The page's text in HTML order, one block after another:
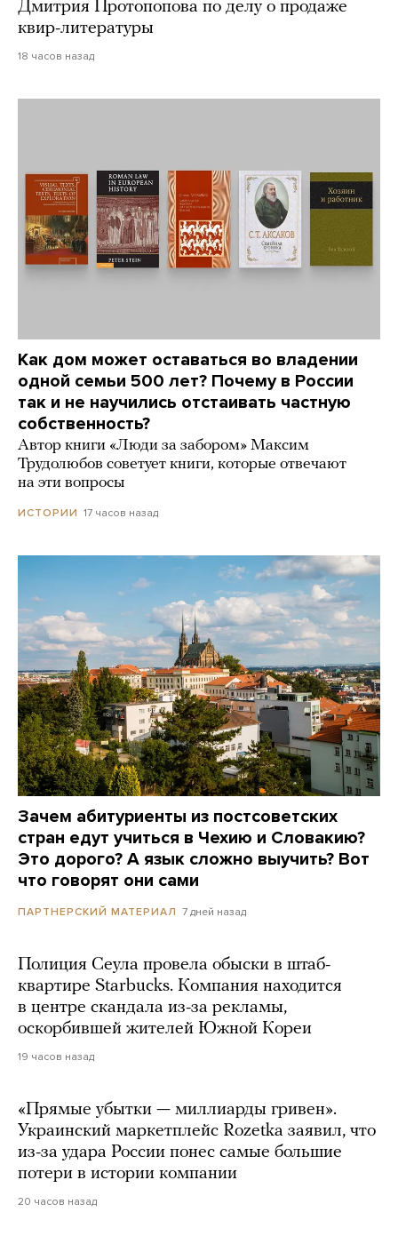
Дмитрия Протопопова по делу о продаже
квир-литературы
18 часов назад
Как дом может оставаться во владении
одной семьи 500 лет? Почему в России
так и не научились отстаивать частную
собственность?
Автор книги «Люди за забором» Максим
Трудолюбов советует книги, которые отвечают
на эти вопросы
ИСТОРИИ 17 часов назад
Зачем абитуриенты из постсоветских
стран едут учиться в Чехию и Словакию?
Это дорого? А язык сложно выучить? Вот
что говорят они сами
ПАРТНЕРСКИЙ МАТЕРИАЛ 7 дней назад
Полиция Сеула провела обыски в штаб-
квартире Starbucks. Компания находится
в центре скандала из-за рекламы,
оскорбившей жителей Южной Кореи
19 часов назад
«Прямые убытки — миллиарды гривен».
Украинский маркетплейс Rozetka заявил, что
из-за удара России понес самые большие
потери в истории компании
20 часов назад